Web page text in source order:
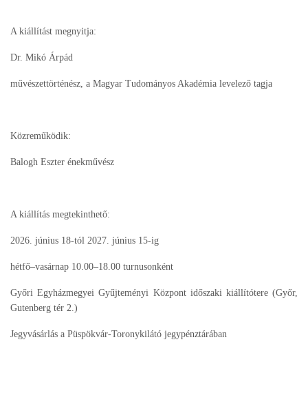
A kiállítást megnyitja:
Dr. Mikó Árpád
művészettörténész, a Magyar Tudományos Akadémia levelező tagja
Közreműködik:
Balogh Eszter énekművész
A kiállítás megtekinthető:
2026. június 18-tól 2027. június 15-ig
hétfő–vasárnap 10.00–18.00 turnusonként
Győri Egyházmegyei Gyűjteményi Központ időszaki kiállítótere (Győr,
Gutenberg tér 2.)
Jegyvásárlás a Püspökvár-Toronykilátó jegypénztárában